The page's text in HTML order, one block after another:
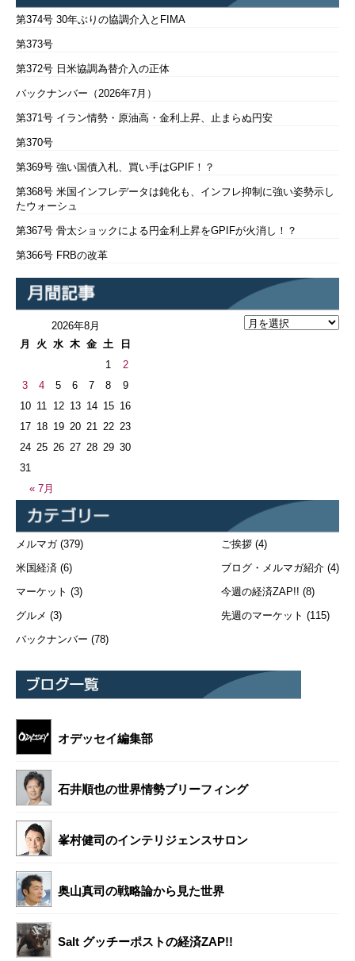
第374号 30年ぶりの協調介入とFIMA
第373号
第372号 日米協調為替介入の正体
バックナンバー（2026年7月）
第371号 イラン情勢・原油高・金利上昇、止まらぬ円安
第370号
第369号 強い国債入札、買い手はGPIF！？
第368号 米国インフレデータは鈍化も、インフレ抑制に強い姿勢示し
たウォーシュ
第367号 骨太ショックによる円金利上昇をGPIFが火消し！？
第366号 FRBの改革
2026年8月
月
火 水 木 金 土 日
« 7月
1
2
3
4 5 6 7 8
9
10 11 12 13 14 15 16
17 18 19 20 21 22 23
24 25 26 27 28 29 30
31
メルマガ(379)
米国経済 (6)
マーケット (3)
グルメ (3)
バックナンバー (78)
ご挨拶 (4)
ブログ・メルマガ紹介 (4)
今週の経済ZAP!! (8)
先週のマーケット (115)
オデッセイ編集部
石井順也の世界情勢ブリーフィング
峯村健司のインテリジェンスサロン
奥山真司の戦略論から見た世界
Salt グッチーポストの経済ZAP!!